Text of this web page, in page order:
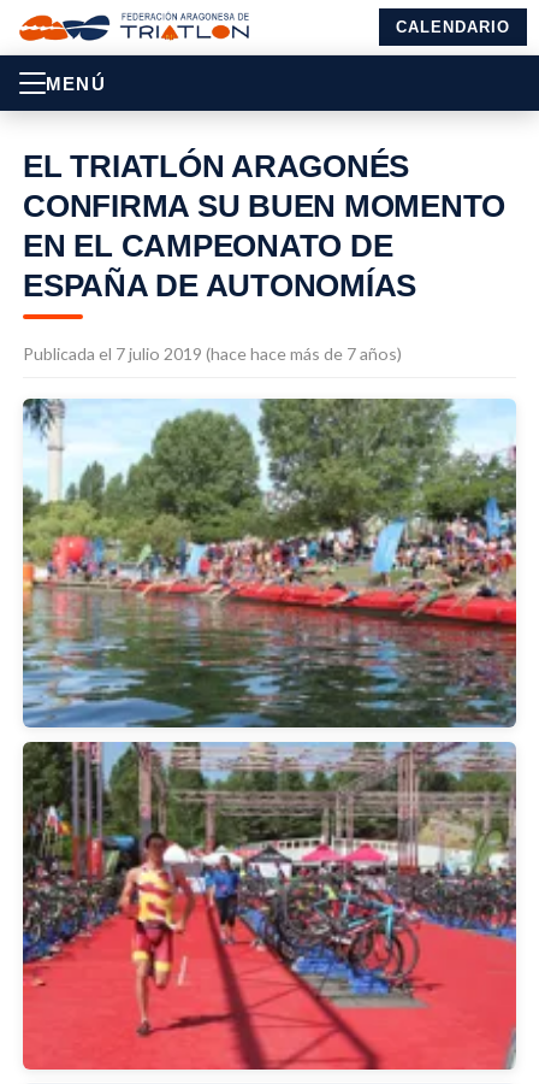
CALENDARIO
MENÚ
EL TRIATLÓN ARAGONÉS
CONFIRMA SU BUEN MOMENTO
EN EL CAMPEONATO DE
ESPAÑA DE AUTONOMÍAS
Publicada el 7 julio 2019 (hace hace más de 7 años)